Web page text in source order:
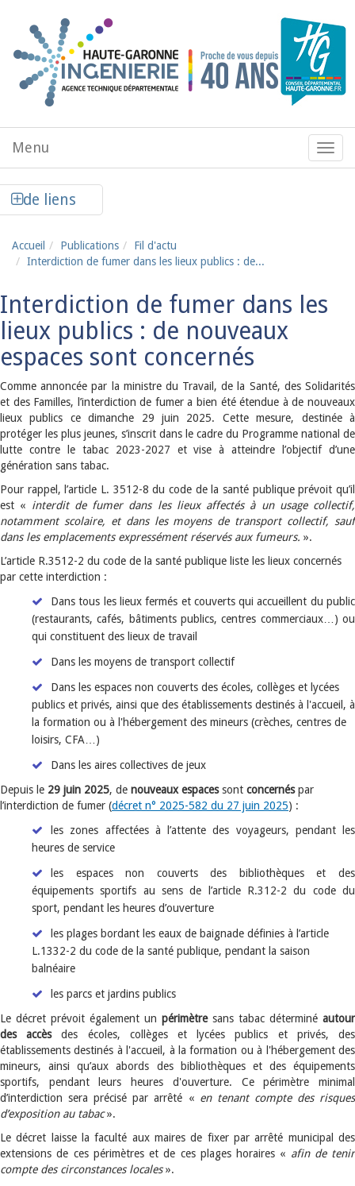
Menu
de
Menu
de liens
Accueil Publications
Fil d'actu
Interdiction de fumer dans les lieux publics : de...
Interdiction de fumer dans les
lieux publics : de nouveaux
espaces sont concernés
Comme annoncée par la ministre du Travail, de la Santé, des Solidarités
et des Familles, l’interdiction de fumer a bien été étendue à de nouveaux
lieux publics ce dimanche 29 juin 2025. Cette mesure, destinée à
protéger les plus jeunes, s’inscrit dans le cadre du Programme national de
lutte contre le tabac 2023-2027 et vise à atteindre l’objectif d’une
génération sans tabac.
Pour rappel, l’article L. 3512-8 du code de la santé publique prévoit qu’il
est « interdit de fumer dans les lieux affectés à un usage collectif,
notamment scolaire, et dans les moyens de transport collectif, sauf
dans les emplacements expressément réservés aux fumeurs. ».
L’article R.3512-2 du code de la santé publique liste les lieux concernés
par cette interdiction :
Dans tous les lieux fermés et couverts qui accueillent du public
(restaurants, cafés, bâtiments publics, centres commerciaux…) ou
qui constituent des lieux de travail
Dans les moyens de transport collectif
Dans les espaces non couverts des écoles, collèges et lycées
publics et privés, ainsi que des établissements destinés à l'accueil, à
la formation ou à l'hébergement des mineurs (crèches, centres de
loisirs, CFA…)
Dans les aires collectives de jeux
Depuis le 29 juin 2025, de nouveaux espacessont concernéspar
l’interdiction de fumer (décret n° 2025-582 du 27 juin 2025) :
les zones affectées à l’attente des voyageurs, pendant les
heures de service
les espaces non couverts des bibliothèques et des
équipements sportifs au sens de l’article R.312-2 du code du
sport, pendant les heures d’ouverture
les plages bordant les eaux de baignade définies à l’article
L.1332-2 du code de la santé publique, pendant la saison
balnéaire
les parcs et jardins publics
Le décret prévoit également un périmètresans tabac déterminé autour
des accèsdes écoles, collèges et lycées publics et privés, des
établissements destinés à l'accueil, à la formation ou à l'hébergement des
mineurs, ainsi qu’aux abords des bibliothèques et des équipements
sportifs, pendant leurs heures d'ouverture. Ce périmètre minimal
d’interdiction sera précisé par arrêté « en tenant compte des risques
d’exposition au tabac».
Le décret laisse la faculté aux maires de fixer par arrêté municipal des
extensions de ces périmètres et de ces plages horaires « afin de tenir
compte des circonstances locales».